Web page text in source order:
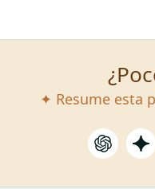
✦ Resume esta